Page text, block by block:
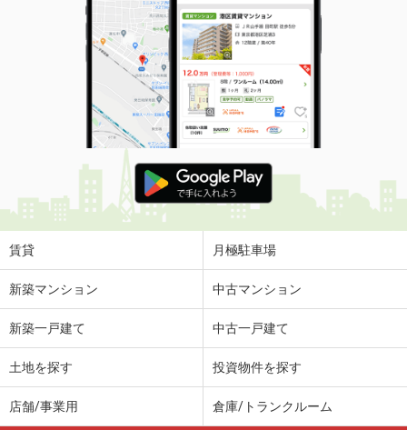
賃貸 月極駐車場
新築マンション 中古マンション
新築一戸建て 中古一戸建て
土地を探す 投資物件を探す
店舗/事業用 倉庫/トランクルーム